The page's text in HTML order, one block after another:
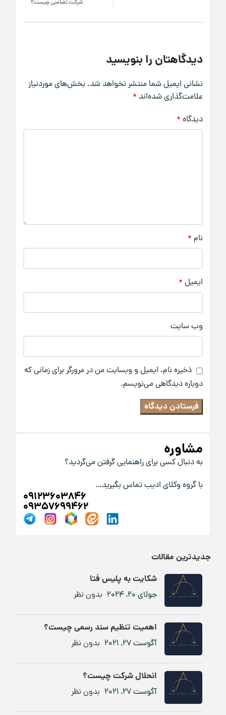
شرکت تضامنی چیست؟
دیدگاهتان را بنویسید
نشانی ایمیل شما منتشر نخواهد شد. بخش‌های موردنیاز
علامت‌گذاری شده‌اند *
دیدگاه *
نام *
ایمیل *
وب‌ سایت
ذخیره نام، ایمیل و وبسایت من در مرورگر برای زمانی که
دوباره دیدگاهی می‌نویسم.
مشاوره
به دنبال کسی برای راهنمایی گرفتن می‌گردید؟
با گروه وکلای ادیب تماس بگیرید…
09123603846
09357699462
جدیدترین مقالات
شکایت به پلیس فتا
جولای 20, 2024 بدون نظر
اهمیت تنظیم سند رسمی چیست؟
آگوست 27, 2021 بدون نظر
انحلال شرکت چیست؟
آگوست 27, 2021 بدون نظر